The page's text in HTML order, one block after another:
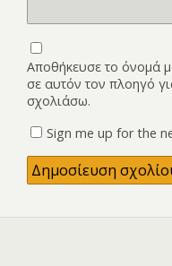
Αποθήκευσε το όνομά
σε αυτόν τον πλοηγό
σχολιάσω.
Sign me up for the